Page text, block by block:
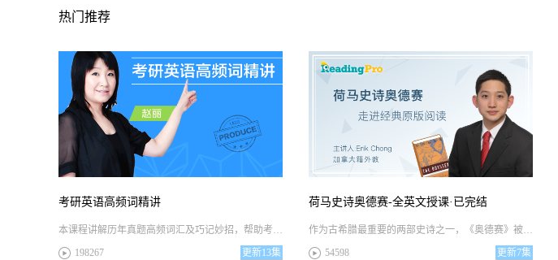
热门推荐
考研英语高频词精讲
本课程讲解历年真题高频词汇及巧记妙招，帮助考生快速记忆大量词汇，为考研冲刺备好单词基础
198267
更新13集
荷马史诗奥德赛-全英文授课·已完结
作为古希腊最重要的两部史诗之一，《奥德赛》被称为西方文学的奠基之作。主人公奥德修斯一方面命途多舛、足智多谋、对自己的部族和妻子满怀深情，另一方面夺回王位的过程中狡猾、多疑、私心很重，这是一个复杂的人物形象，这本书也是一部值得细细赏析的文学巨作。在本次经典文学名著全英授课阅读班中，Erik老师将带领大家鉴赏人物角色特征、分析荷马的创作动机以及相关地理知识等。如果你喜欢神话冒险类的故事，那这本书就是你的菜，这堂课你一定会喜欢！
54598
更新7集